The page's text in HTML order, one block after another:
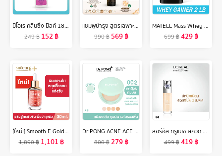
บิโอเร คลีนซิ่ง มิลค์ 180 มล Biore Cleansing Milk 180 ml ล้างเครื่องสำอาง
249฿ 152฿
แชมพูบำรุง สูตรเฉพาะหอมเกศ(Hommkesa Natural Color Shampoo ขนาด340ml.)
990฿ 569฿
MATELL Mass Whey Protein Gainer 2 lb แมส เวย์ โปรตีน 2ปอนด์ หรือ 908กรัม Non Soy ซอย
699฿429฿
[ใหม่!] Smooth E Gold 24k Glow Booster Anti-Aging Serum 30ml. ลดเลือนริ้วรอยร่องลึก ลดเลือนฝ้าแดดสะสม
1,890฿ 1,101 ฿
Dr.PONG ACNE ACE 002 แป้งผสมรองพื้น สูตรลดสิว - ZincPCA - Niacinamide - Tranexamic acid - Tea Tree oil
800฿279฿
ลอรีอัล ทรูแมช ลิควิด ฟาวเดชั่น รองพื้นสูตรน้ำ 30 มล. L'OREAL TRUE MATCH LIQUID FOUNDATION 30 ML. (รองพื้นลอรีอัล,รองพื้น, ครีมรองพื้น,เครื่องสำอาง)
499฿419฿